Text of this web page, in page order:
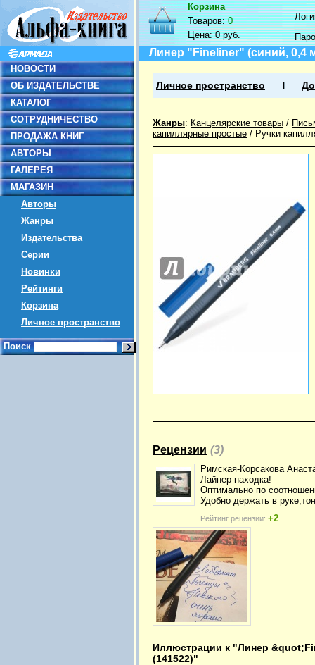
НОВОСТИ
ОБ ИЗДАТЕЛЬСТВЕ
КАТАЛОГ
СОТРУДНИЧЕСТВО
ПРОДАЖА КНИГ
АВТОРЫ
ГАЛЕРЕЯ
МАГАЗИН
Авторы
Жанры
Издательства
Серии
Новинки
Рейтинги
Корзина
Личное пространство
Поиск
Корзина
Товаров:0
Цена:0 руб.
Линер "Fineliner" (синий, 0,4
Личное пространство
Жанры: Канцелярские товары /
капиллярные простые / Ручки
Рецензии (3)
Римская-Корсакова
Лайнер-находка!
Оптимально по
Удобно держать в
Рейтинг рецензии: +2
Иллюстрации к "Линер
(141522)"